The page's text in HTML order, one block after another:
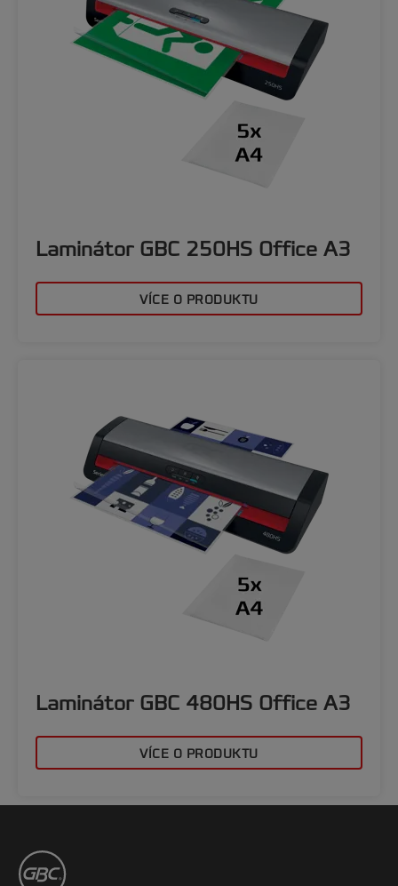
Laminátor GBC 250HS Office A3
VÍCE O PRODUKTU
Laminátor GBC 480HS Office A3
VÍCE O PRODUKTU